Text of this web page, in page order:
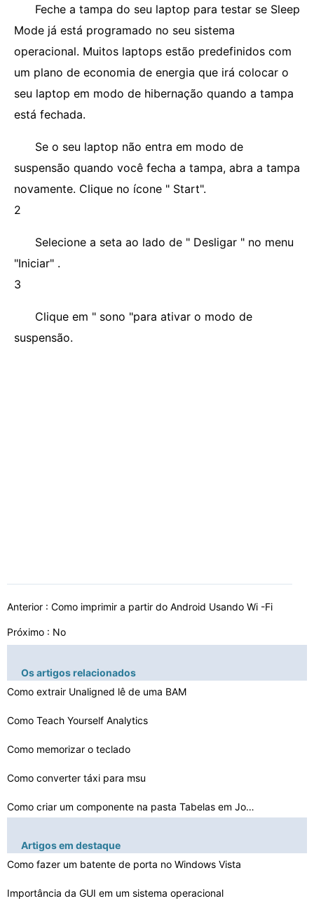
Feche a tampa do seu laptop para testar se Sleep
Mode já está programado no seu sistema
operacional. Muitos laptops estão predefinidos com
um plano de economia de energia que irá colocar o
seu laptop em modo de hibernação quando a tampa
está fechada.
Se o seu laptop não entra em modo de
suspensão quando você fecha a tampa, abra a tampa
novamente. Clique no ícone " Start".
2
Selecione a seta ao lado de " Desligar " no menu
"Iniciar" .
3
Clique em " sono "para ativar o modo de
suspensão.
Anterior : Como imprimir a partir do Android Usando Wi -Fi
Próximo : No
Os artigos relacionados
Como extrair Unaligned lê de uma BAM
Como Teach Yourself Analytics
Como memorizar o teclado
Como converter táxi para msu
Como criar um componente na pasta Tabelas em Joomla 1.5…
Meu computador não veio com uma Start Up Disk
Artigos em destaque
Como fazer um batente de porta no Windows Vista
Importância da GUI em um sistema operacional